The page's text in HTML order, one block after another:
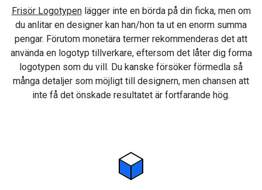
Frisör Logotypenlägger inte en börda på din ficka, men om
du anlitar en designer kan han/hon ta ut en enorm summa
pengar. Förutom monetära termer rekommenderas det att
använda en logotyp tillverkare, eftersom det låter dig forma
logotypen som du vill. Du kanske försöker förmedla så
många detaljer som möjligt till designern, men chansen att
inte få det önskade resultatet är fortfarande hög.